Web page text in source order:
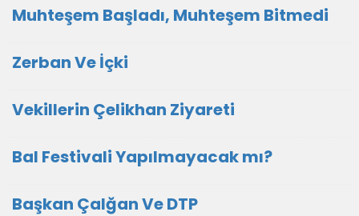
Muhteşem Başladı, Muhteşem Bitmedi
Zerban Ve İçki
Vekillerin Çelikhan Ziyareti
Bal Festivali Yapılmayacak mı?
Başkan Çalğan Ve DTP